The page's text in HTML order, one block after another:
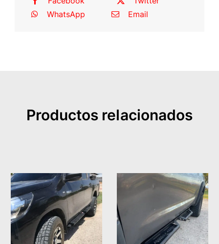
WhatsApp
Email
Productos relacionados
AÑADIR AL CARRITO
/
DETALLES
AÑADIR AL CARRITO
/
DETALLES